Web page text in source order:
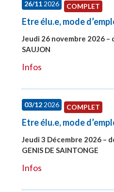
26/112026 COMPLET
Etre élu.e, mode
Jeudi 26 novembre 2026 –
SAUJON
Infos
03/122026 COMPLET
Etre élu.e, mode
Jeudi 3 Décembre 2026 –
GENIS DE SAINTONGE
Infos